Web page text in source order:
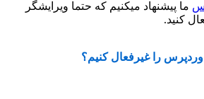
ما پیشنهاد میکنیم که حتما ویرایشگر
کنید.
را غیرفعال کنیم؟